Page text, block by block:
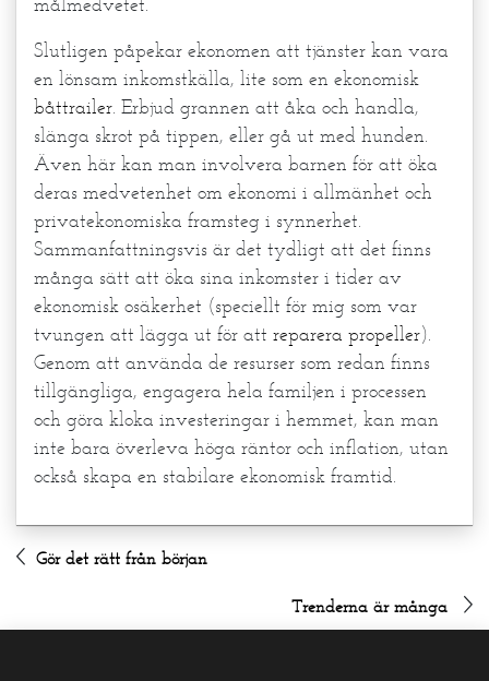
Slutligen påpekar ekonomen att tjänster kan vara
en lönsam inkomstkälla, lite som en ekonomisk
båttrailer. Erbjud grannen att åka och handla,
slänga skrot på tippen, eller gå ut med hunden.
Även här kan man involvera barnen för att öka
deras medvetenhet om ekonomi i allmänhet och
privatekonomiska framsteg i synnerhet.
Sammanfattningsvis är det tydligt att det finns
många sätt att öka sina inkomster i tider av
ekonomisk osäkerhet (speciellt för mig som var
tvungen att lägga ut för att reparera propeller).
Genom att använda de resurser som redan finns
tillgängliga, engagera hela familjen i processen
och göra kloka investeringar i hemmet, kan man
inte bara överleva höga räntor och inflation, utan
också skapa en stabilare ekonomisk framtid.
Gör det rätt från början
Trenderna är många